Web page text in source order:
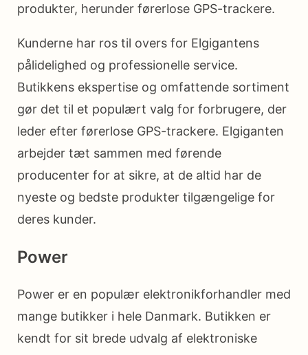
produkter, herunder førerlose GPS-trackere.
Kunderne har ros til overs for Elgigantens
pålidelighed og professionelle service.
Butikkens ekspertise og omfattende sortiment
gør det til et populært valg for forbrugere, der
leder efter førerlose GPS-trackere. Elgiganten
arbejder tæt sammen med førende
producenter for at sikre, at de altid har de
nyeste og bedste produkter tilgængelige for
deres kunder.
Power
Power er en populær elektronikforhandler med
mange butikker i hele Danmark. Butikken er
kendt for sit brede udvalg af elektroniske